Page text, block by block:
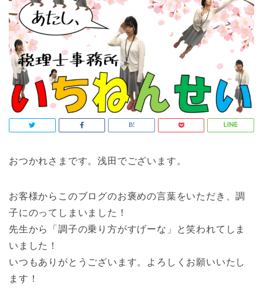
おつかれさまです。浅田でございます。
お客様からこのブログのお褒めの言葉をいただき、調
子にのってしまいました！
先生から「調子の乗り方がすげーな」と笑われてしま
いました！
いつもありがとうございます。よろしくお願いいたし
ます！